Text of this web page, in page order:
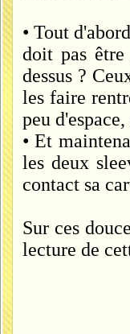
• Tout
doit pas
dessus ?
les faire
peu
• Et
les deux
contact sa
Sur ces
lecture de